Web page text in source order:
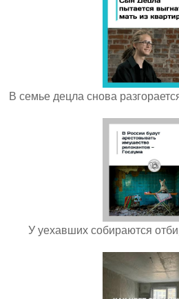
В семье децла снова
У уехавших собираются